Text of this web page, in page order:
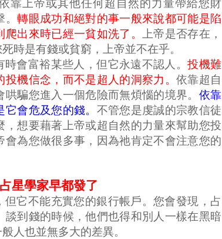
。轉眼成功和絕對的事一般來說都可能是陷
出來時已經一貧如洗了。 上帝是否存在，
時是有錢或貧窮，上帝並不在乎。
會富裕某些人，但它永遠不認人。投機難
機信念，而不是超人的洞察力。 依靠超自
騙您進入一個危險而無煩惱的境界。 依靠
會危及您的錢。 不管您是虔誠的宗教信徒
想要藉著上帝或超自然的力量來幫助您投
為您做很多事，因為祂肯定不會注意您的
星學家早都發了
它不能充實您的銀行帳戶。您會發現，占
到錢的時候，他們也得和別人一樣在黑暗
人也並無多大的差異。